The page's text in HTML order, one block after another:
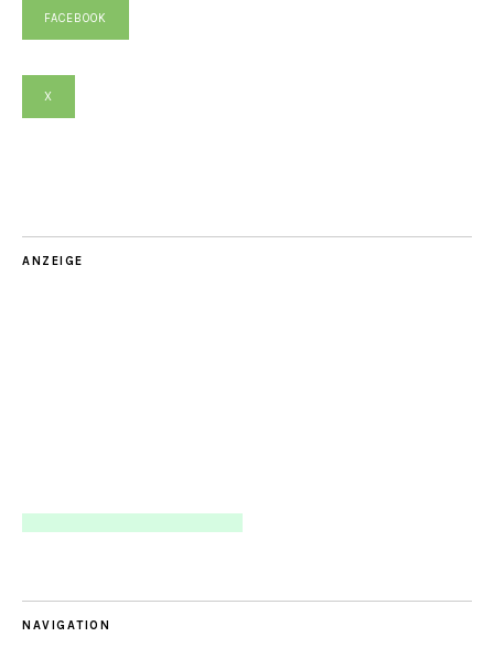
FACEBOOK
X
ANZEIGE
NAVIGATION